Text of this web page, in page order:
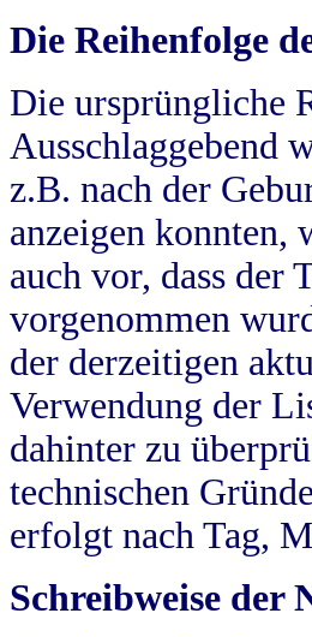
Die Reihenfolge
Die ursprüngliche
Ausschlaggebend
z.B. nach der
anzeigen konnten,
auch vor, dass der
vorgenommen
der derzeitigen
Verwendung der
dahinter zu
technischen
erfolgt nach Tag,
Schreibweise der